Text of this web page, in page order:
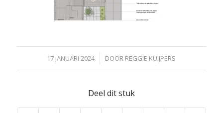
17 JANUARI 2024
/ DOOR REGGIE KUIJPERS
Deel dit stuk